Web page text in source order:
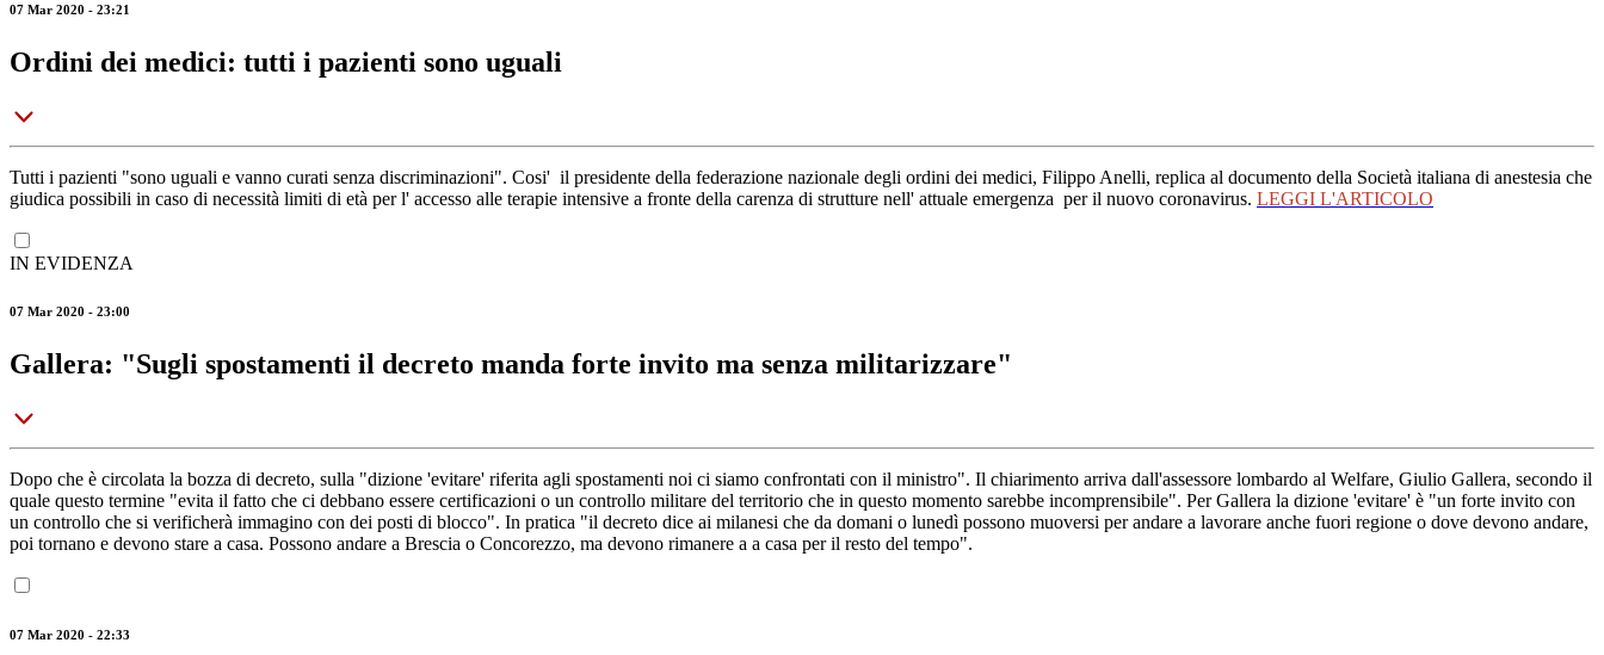
07 Mar 2020 - 23:21
Ordini dei medici: tutti i pazienti sono uguali
Tutti i pazienti "sono uguali e vanno curati senza discriminazioni". Cosi' il presidente della federazione nazionale degli ordini dei medici, Filippo Anelli, replica al documento della Società italiana di anestesia che
giudica possibili in caso di necessità limiti di età per l' accesso alle terapie intensive a fronte della carenza di strutture nell' attuale emergenza per il nuovo coronavirus. LEGGI L'ARTICOLO
IN EVIDENZA
07 Mar 2020 - 23:00
Gallera: "Sugli spostamenti il decreto manda forte invito ma senza militarizzare"
Dopo che è circolata la bozza di decreto, sulla "dizione 'evitare' riferita agli spostamenti noi ci siamo confrontati con il ministro". Il chiarimento arriva dall'assessore lombardo al Welfare, Giulio Gallera, secondo il
quale questo termine "evita il fatto che ci debbano essere certificazioni o un controllo militare del territorio che in questo momento sarebbe incomprensibile". Per Gallera la dizione 'evitare' è "un forte invito con
un controllo che si verificherà immagino con dei posti di blocco". In pratica "il decreto dice ai milanesi che da domani o lunedì possono muoversi per andare a lavorare anche fuori regione o dove devono andare,
poi tornano e devono stare a casa. Possono andare a Brescia o Concorezzo, ma devono rimanere a a casa per il resto del tempo".
07 Mar 2020 - 22:33